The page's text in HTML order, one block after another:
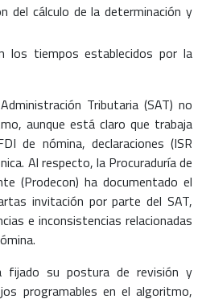
del cálculo de la determinación y
los tiempos establecidos por la
Tributaria (SAT) no
aunque está claro que trabaja
de nómina, declaraciones (ISR
Al respecto, la Procuraduría de
(Prodecon) ha documentado el
invitación por parte del SAT,
e inconsistencias relacionadas
fijado su postura de revisión y
programables en el algoritmo,